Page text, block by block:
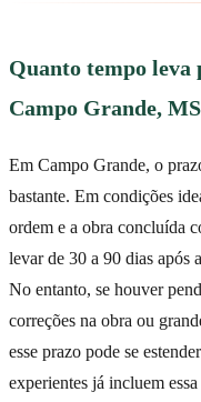
Quanto tempo leva
Campo Grande,
Em Campo Grande, o
bastante. Em condições
ordem e a obra concluída
levar de 30 a 90 dias após
No entanto, se houver
correções na obra ou
esse prazo pode se
experientes já incluem